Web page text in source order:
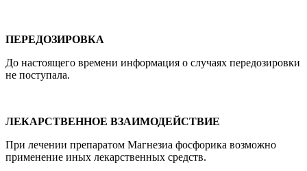
ПЕРЕДОЗИРОВКА
До настоящего времени информация о случаях передозировки
не поступала.
ЛЕКАРСТВЕННОЕ ВЗАИМОДЕЙСТВИЕ
При лечении препаратом Магнезиа фосфорика возможно
применение иных лекарственных средств.